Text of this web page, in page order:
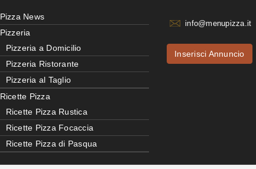
Pizza News
Pizzeria
Pizzeria a Domicilio
Pizzeria Ristorante
Pizzeria al Taglio
Ricette Pizza
Ricette Pizza Rustica
Ricette Pizza Focaccia
Ricette Pizza di Pasqua
info@menupizza.it
Inserisci Annuncio